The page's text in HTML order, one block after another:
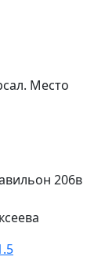
Место
206в